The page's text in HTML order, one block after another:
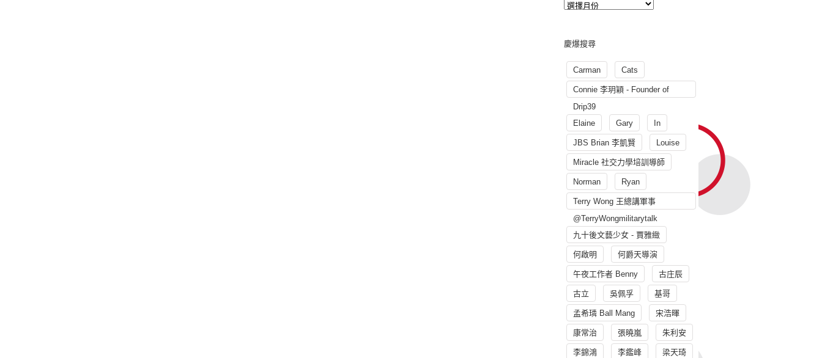
慶爆搜尋
Carman Cats
Connie 李玥穎 - Founder of
Drip39
Elaine
Gary In
JBS Brian 李凱賢 Louise
Miracle 社交力學培訓導師
Norman Ryan
Terry Wong 王總講軍事
@TerryWongmilitarytalk
九十後文藝少女 - 賈雅緻
何啟明 何爵天導演
午夜工作者 Benny 古庄辰
古立 吳佩孚 基哥
孟希璘 Ball Mang 宋浩暉
康常治 張曉嵐 朱利安
李錦鴻 李鑑峰 梁天琦